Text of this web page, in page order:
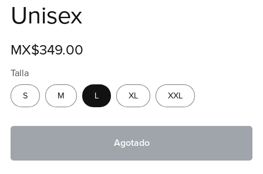
Unisex
MX$349.00
Talla
S M L XL XXL
Agotado